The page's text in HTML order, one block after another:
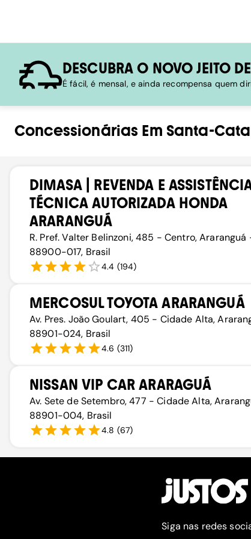
DESCUBRA O NOVO JEITO
É fácil, é mensal, e ainda recompensa quem
Concessionárias Em Santa-
DIMASA | REVENDA E
TÉCNICA AUTORIZADA HONDA
ARARANGUÁ
R. Pref. Valter Belinzoni, 485 - Centro, Araranguá
88900-017, Brasil
4.4 (194)
MERCOSUL TOYOTA ARARANGUÁ
Av. Pres. João Goulart, 405 - Cidade Alta,
88901-024, Brasil
4.6 (311)
NISSAN VIP CAR ARARAGUÁ
Av. Sete de Setembro, 477 - Cidade Alta,
88901-004, Brasil
4.8 (67)
Siga nas redes